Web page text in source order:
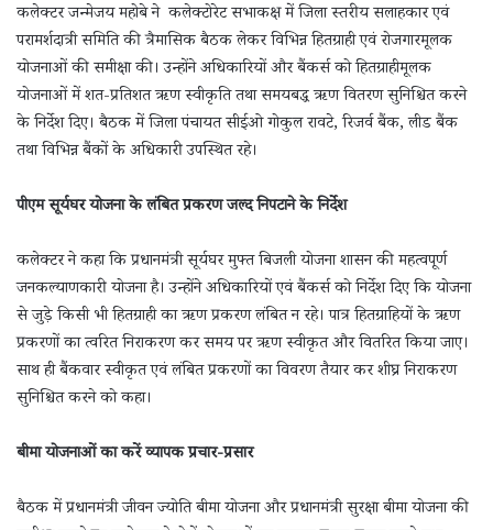
कलेक्टर जन्मेजय महोबे ने कलेक्टोरेट सभाकक्ष में जिला स्तरीय सलाहकार एवं
परामर्शदात्री समिति की त्रैमासिक बैठक लेकर विभिन्न हितग्राही एवं रोजगारमूलक
योजनाओं की समीक्षा की। उन्होंने अधिकारियों और बैंकर्स को हितग्राहीमूलक
योजनाओं में शत-प्रतिशत ऋण स्वीकृति तथा समयबद्ध ऋण वितरण सुनिश्चित करने
के निर्देश दिए। बैठक में जिला पंचायत सीईओ गोकुल रावटे, रिजर्व बैंक, लीड बैंक
तथा विभिन्न बैंकों के अधिकारी उपस्थित रहे।
पीएम सूर्यघर योजना के लंबित प्रकरण जल्द निपटाने के निर्देश
कलेक्टर ने कहा कि प्रधानमंत्री सूर्यघर मुफ्त बिजली योजना शासन की महत्वपूर्ण
जनकल्याणकारी योजना है। उन्होंने अधिकारियों एवं बैंकर्स को निर्देश दिए कि योजना
से जुड़े किसी भी हितग्राही का ऋण प्रकरण लंबित न रहे। पात्र हितग्राहियों के ऋण
प्रकरणों का त्वरित निराकरण कर समय पर ऋण स्वीकृत और वितरित किया जाए।
साथ ही बैंकवार स्वीकृत एवं लंबित प्रकरणों का विवरण तैयार कर शीघ्र निराकरण
सुनिश्चित करने को कहा।
बीमा योजनाओं का करें व्यापक प्रचार-प्रसार
बैठक में प्रधानमंत्री जीवन ज्योति बीमा योजना और प्रधानमंत्री सुरक्षा बीमा योजना की